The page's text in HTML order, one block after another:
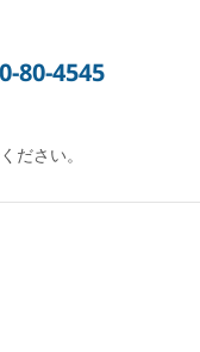
80-4545
ださい。